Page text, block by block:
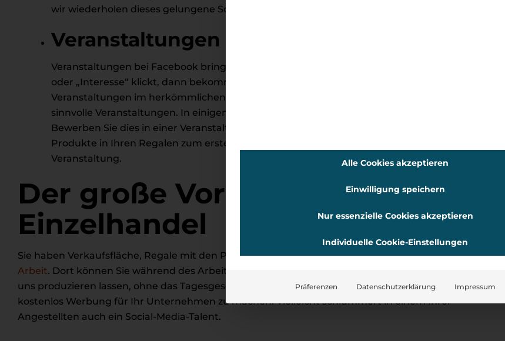
wir wiederholen dieses gelungene Social-Media-Projekt.
Veranstaltungen
Veranstaltungen bei Facebook bringen viel Reichweite, denn wenn jemand auf „Teilnahme“
oder „Interesse“ klickt, dann bekommen dies die Freunde ebenfalls mit. Auch wenn Sie keine
Veranstaltungen im herkömmlichen Sinne organisieren, es gibt einige andere Ideen für
sinnvolle Veranstaltungen. In einigen Städten oder Stadtteilen gibt es Late Night Shopping.
Bewerben Sie dies in einer Veranstaltung. Wenn eine neue Kollektion eintrifft oder neue
Produkte in Ihren Regalen zum ersten Mal erscheinen, dann bewerben Sie dies mit einer
Veranstaltung.
Der große Vorteil für den
Einzelhandel
Sie haben Verkaufsfläche, Regale mit den Produkten und einfach den Platz fürkreative Social-Media-
Arbeit. Dort können Sie während des Arbeitstages großartige Inhalte produzieren oder eben durch
uns produzieren lassen, ohne das Tagesgeschäft zu vernachlässigen. Nutzen Sie diese Möglichkeit, um
kostenlos Werbung für Ihr Unternehmen zu machen. Vielleicht schlummert in einem Ihrer
Angestellten auch ein Social-Media-Talent.
Alle Cookies akzeptieren
Einwilligung speichern
Nur essenzielle Cookies akzeptieren
Individuelle Cookie-Einstellungen
Präferenzen Datenschutzerklärung Impressum